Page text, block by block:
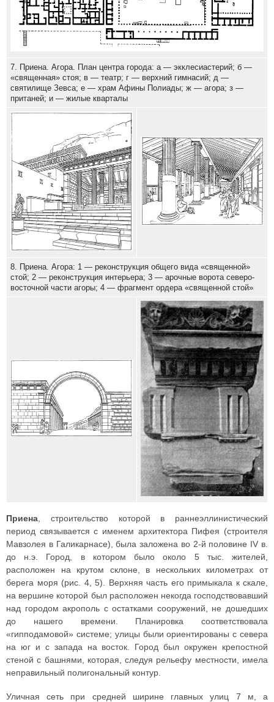
7. Приена. Агора. План центра города: а — экклесиастерий; б —
«священная» стоя; в — театр; г — верхний гимнасий; д —
святилище Зевса; е — храм Афины Полиады; ж — агора; з —
пританей; и — жилые кварталы
8. Приена. Агора: 1 — реконструкция общего вида «священной»
стой; 2 — реконструкция интерьера; 3 — арочные ворота северо-
восточной части агоры; 4 — фрагмент ордера «священной стой»
Приена , строительство которой в раннеэллинистический
период связывается с именем архитектора Пифея (строителя
Мавзолея в Галикарнасе), была заложена во 2-й половине IV в.
до н.э. Город, в котором было около 5 тыс. жителей,
расположен на крутом склоне, в нескольких километрах от
берега моря (рис. 4, 5). Верхняя часть его примыкала к скале,
на вершине которой был расположен некогда господствовавший
над городом акрополь с остатками сооружений, не дошедших
до нашего времени. Планировка соответствовала
«гипподамовой» системе; улицы были ориентированы с севера
на юг и с запада на восток. Город был окружен крепостной
стеной с башнями, которая, следуя рельефу местности, имела
неправильный полигональный контур.
Уличная сеть при средней ширине главных улиц 7 м, а